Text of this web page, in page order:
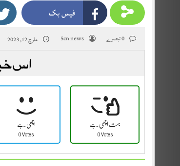
فیس بک
5cn news مارچ 12, 2023
اس
اچھی ہے
0 Votes
بہت اچھی ہے
0 Votes